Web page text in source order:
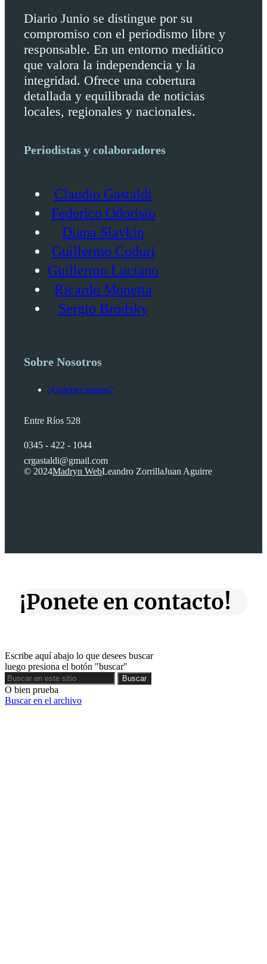
Diario Junio se distingue por su
compromiso con el periodismo libre y
responsable. En un entorno mediático
que valora la independencia y la
integridad. Ofrece una cobertura
detallada y equilibrada de noticias
locales, regionales y nacionales.
Periodistas y colaboradores
Claudio Gastaldi
Federico Odorisio
Diana Slavkin
Guillermo Coduri
Guillermo Luciano
Ricardo Monetta
Sergio Brodsky
Sobre Nosotros
¿Quienes somos?
Entre Ríos 528
0345 - 422 - 1044
crgastaldi@gmail.com
© 2024Madryn WebLeandro ZorrillaJuan Aguirre
¡Ponete en contacto!
Escribe aquí abajo lo que desees buscar
luego presiona el botón "buscar"
Buscar
Buscar
O bien prueba
Buscar en el archivo